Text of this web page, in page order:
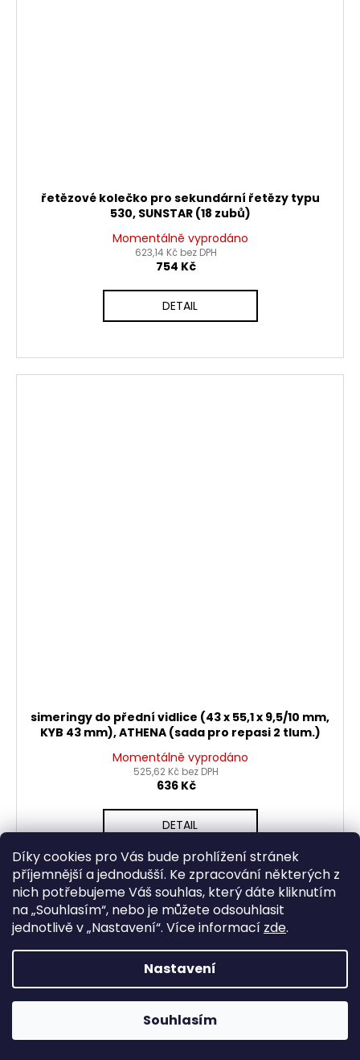
Díky cookies pro Vás bude prohlížení stránek
příjemnější a jednodušší. Ke zpracování některých z
nich potřebujeme Váš souhlas, který dáte kliknutím
na „Souhlasím“, nebo je můžete odsouhlasit
jednotlivě v „Nastavení“. Více informací zde.
Nastavení
Souhlasím
řetězové kolečko pro sekundární řetězy typu
530, SUNSTAR (18 zubů)
Momentálně vyprodáno
623,14 Kč bez DPH
754 Kč
DETAIL
simeringy do přední vidlice (43 x 55,1 x 9,5/10 mm,
KYB 43 mm), ATHENA (sada pro repasi 2 tlum.)
Momentálně vyprodáno
525,62 Kč bez DPH
636 Kč
DETAIL